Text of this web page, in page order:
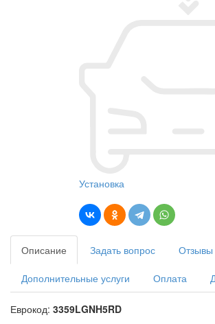
Установка
Описание Задать вопрос Отзывы
Дополнительные услуги Оплата
Еврокод: 3359LGNH5RD